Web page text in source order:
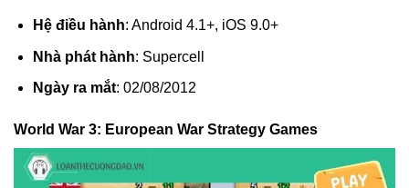
Hệ điều hành: Android 4.1+, iOS 9.0+
Nhà phát hành: Supercell
Ngày ra mắt: 02/08/2012
World War 3: European War Strategy Games